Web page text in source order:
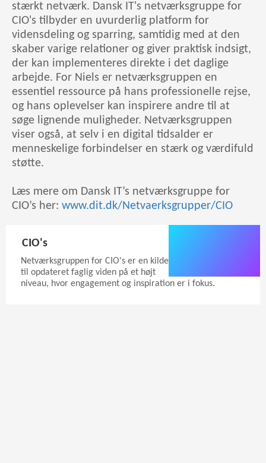
stærkt netværk. Dansk IT's netværksgruppe for
CIO's tilbyder en uvurderlig platform for
vidensdeling og sparring, samtidig med at den
skaber varige relationer og giver praktisk indsigt,
der kan implementeres direkte i det daglige
arbejde. For Niels er netværksgruppen en
essentiel ressource på hans professionelle rejse,
og hans oplevelser kan inspirere andre til at
søge lignende muligheder. Netværksgruppen
viser også, at selv i en digital tidsalder er
menneskelige forbindelser en stærk og værdifuld
støtte.
Læs mere om Dansk IT’s netværksgruppe for
CIO’s her: www.dit.dk/Netvaerksgrupper/CIO
CIO's
Netværksgruppen for CIO's er en kilde
til opdateret faglig viden på et højt
niveau, hvor engagement og inspiration er i fokus.